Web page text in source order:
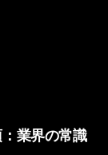
業界の常識